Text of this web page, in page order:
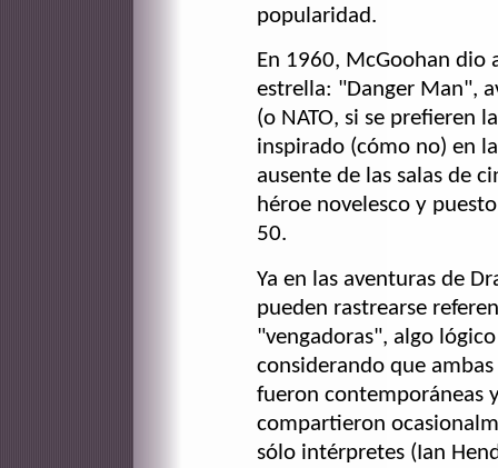
popularidad.
En 1960, McGoohan dio
estrella: "Danger Man",
(o NATO, si se prefieren
inspirado (cómo no) en
ausente de las salas de
héroe novelesco y
50.
Ya en las aventuras de
pueden rastrearse
"vengadoras", algo lógico
considerando que ambas
fueron contemporáneas
compartieron
sólo intérpretes (Ian